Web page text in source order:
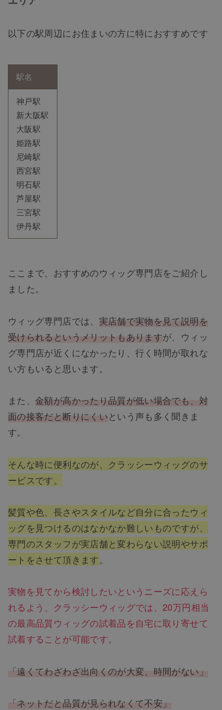
ヘアスタイル
白髪
以下の駅周辺にお住まいの方に特におすすめです
駅名
神戸駅
新大阪駅
大阪駅
姫路駅
尼崎駅
西宮駅
明石駅
芦屋駅
三宮駅
伊丹駅
ここまで、おすすめのウィッグ専門店をご紹介し
ました。
ウィッグ専門店では、 実店舗で実物を見て説明を
受けられるというメリットもありますが、ウィッ
グ専門店が近くになかったり、行く時間が取れな
い方もいると思います。
また、金額が高かったり品質が低い場合でも、対
面の接客だと断りにくいという声も多く聞きま
す。
そんな時に便利なのが、クラッシーウィッグのサ
ービスです。
髪質や色、長さやスタイルなど自分に合ったウィ
ッグを見つけるのはなかなか難しいものですが、
専門のスタッフが実店舗と変わらない説明やサポ
ートをさせて頂きます。
実物を見てから検討したいというニーズに応えら
れるよう、クラッシーウィッグでは、20万円相当
の最高品質ウィッグの試着品を自宅に取り寄せて
試着することが可能です。
「遠くてわざわざ出向くのが大変、時間がない」
「ネットだと品質が見られなくて不安」